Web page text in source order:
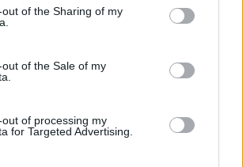
visit or usage behaviour. You may click to
to Google and its third-party tags to
specified purposes in below Google
of the Sharing of my
of the Sale of my
of processing my
for Targeted Advertising.